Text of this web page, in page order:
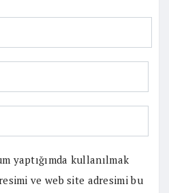
yaptığımda kullanılmak
ve web site adresimi bu